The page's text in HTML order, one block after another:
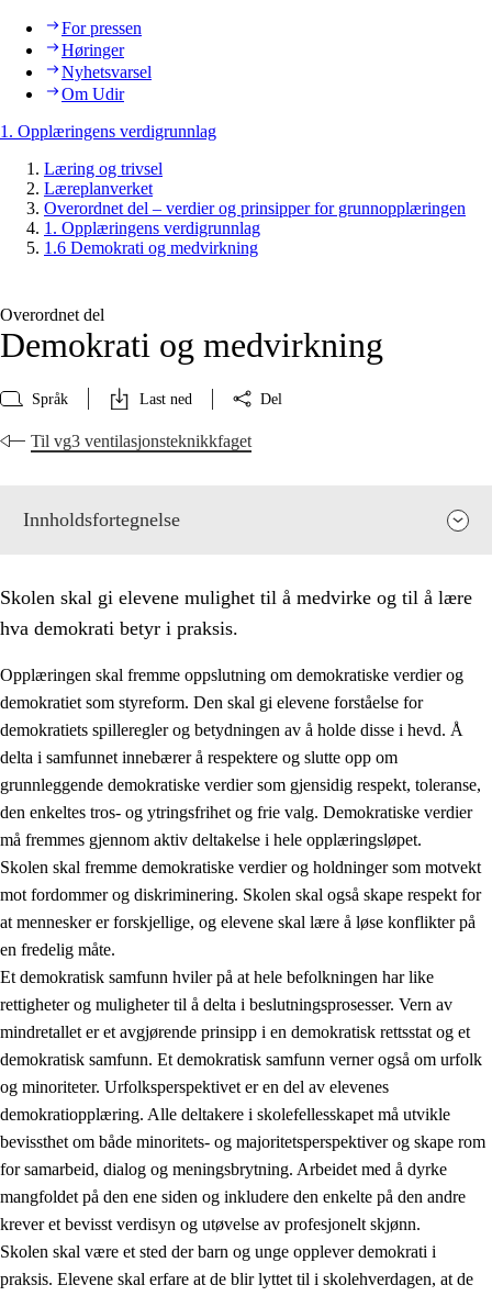
For pressen
Høringer
Nyhetsvarsel
Om Udir
1. Opplæringens verdigrunnlag
Læring og trivsel
Læreplanverket
Overordnet del – verdier og prinsipper for grunnopplæringen
1. Opplæringens verdigrunnlag
1.6 Demokrati og medvirkning
Overordnet del
Demokrati og medvirkning
Språk Last ned Del
Til vg3 ventilasjonsteknikkfaget
Innholdsfortegnelse
1. Opplæringens verdigrunnlag
1.1 Menneskeverdet
1.2 Identitet og kulturelt mangfold
1.3 Kritisk tenkning og etisk bevissthet
1.4 Skaperglede, engasjement og utforskertrang
1.5 Respekt for naturen og miljøbevissthet
Skolen skal gi elevene mulighet til å medvirke og til å lære
hva demokrati betyr i praksis.
Opplæringen skal fremme oppslutning om demokratiske verdier og
demokratiet som styreform. Den skal gi elevene forståelse for
demokratiets spilleregler og betydningen av å holde disse i hevd. Å
delta i samfunnet innebærer å respektere og slutte opp om
grunnleggende demokratiske verdier som gjensidig respekt, toleranse,
den enkeltes tros- og ytringsfrihet og frie valg. Demokratiske verdier
må fremmes gjennom aktiv deltakelse i hele opplæringsløpet.
Skolen skal fremme demokratiske verdier og holdninger som motvekt
mot fordommer og diskriminering. Skolen skal også skape respekt for
at mennesker er forskjellige, og elevene skal lære å løse konflikter på
en fredelig måte.
Et demokratisk samfunn hviler på at hele befolkningen har like
rettigheter og muligheter til å delta i beslutningsprosesser. Vern av
mindretallet er et avgjørende prinsipp i en demokratisk rettsstat og et
demokratisk samfunn. Et demokratisk samfunn verner også om urfolk
og minoriteter. Urfolksperspektivet er en del av elevenes
demokratiopplæring. Alle deltakere i skolefellesskapet må utvikle
bevissthet om både minoritets- og majoritetsperspektiver og skape rom
for samarbeid, dialog og meningsbrytning. Arbeidet med å dyrke
mangfoldet på den ene siden og inkludere den enkelte på den andre
krever et bevisst verdisyn og utøvelse av profesjonelt skjønn.
Skolen skal være et sted der barn og unge opplever demokrati i
praksis. Elevene skal erfare at de blir lyttet til i skolehverdagen, at de